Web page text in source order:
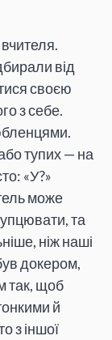
від
своєю
з себе.
тупих — на
«У?»
може
та
ніж наші
докером,
так, щоб
й
з іншої